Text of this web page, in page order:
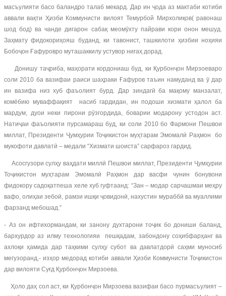
масъулияти басо баландро талаб мекард. Дар ин ҷода аз мактаби котиби
аввали вақти Ҳизби Коммунисти вилоят Темурбой Мирхолиқов( равонаш
шод бод) ва чанде дигарон сабақ меомӯхту пайрави кори онон мешуд.
Заҳмату фидокориҳояш буданд, ки тавонист, ташкилоти ҳизбии ноҳияи
Бобоҷон Ғафуровро муташаккилу устувор нигаҳ дорад.
Донишу таҷриба, маҳорати кордониаш буд, ки Қурбонҷон Мирзоеваро
соли 2010 ба вазифаи раиси шаҳраки Ғафуров таъин намуданд ва ӯ дар
ин вазифа низ хуб фаъолият бурд. Дар зиндагӣ ба мақому манзалат,
комёбию муваффақият насиб гардидан, ин подоши хизмати ҳалол ба
мардум, дуои неки пирони рӯзгордида, боварии модарону устодон аст.
Натиҷаи фаъолияти пурсамараш буд, ки соли 2010 бо Фармони Пешвои
миллат, Президенти Ҷумҳурии Тоҷикистон муҳтарам Эмомалӣ Раҳмон бо
мукофоти давлатӣ – медали “Хизмати шоиста” сарфароз гардид.
Асосгузори сулҳу ваҳдати миллӣ Пешвои миллат, Президенти Ҷумҳурии
Тоҷикистон муҳтарам Эмомалӣ Раҳмон дар васфи чунин бонувони
фидокору садоқатпеша хеле хуб гуфтаанд: “Зан – модар сарчашмаи меҳру
вафо, олиҳаи зебоӣ, рамзи ишқи ҷовидонӣ, нахустин мураббӣ ва муаллими
фарзанд мебошад.”
- Аз он ифтихормандам, ки занону духтарони тоҷик бо дониши баланд,
бархурдор аз илму технологияи пешқадам, забондону соҳибфарҳанг ва
ахлоқи ҳамида дар таҳкими сулҳу субот ва давлатдорӣ саҳми муносиб
мегузоранд,- изҳор медорад котиби аввали Ҳизби Коммунисти Тоҷикистон
дар вилояти Суғд Қурбонҷон Мирзоева.
Ҳоло даҳ сол аст, ки Қурбонҷон Мирзоева вазифаи басо пурмасъулият –